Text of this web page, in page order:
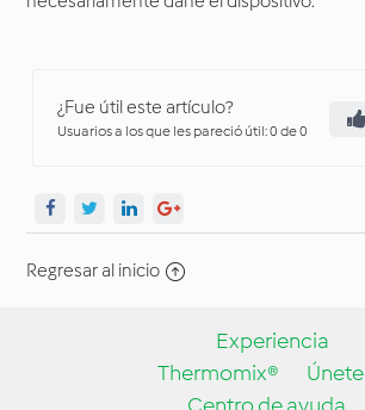
¿Fue útil este artículo?
Usuarios a los que les pareció útil: 0 de 0
Regresar al inicio
Experiencia
Thermomix®
Únete